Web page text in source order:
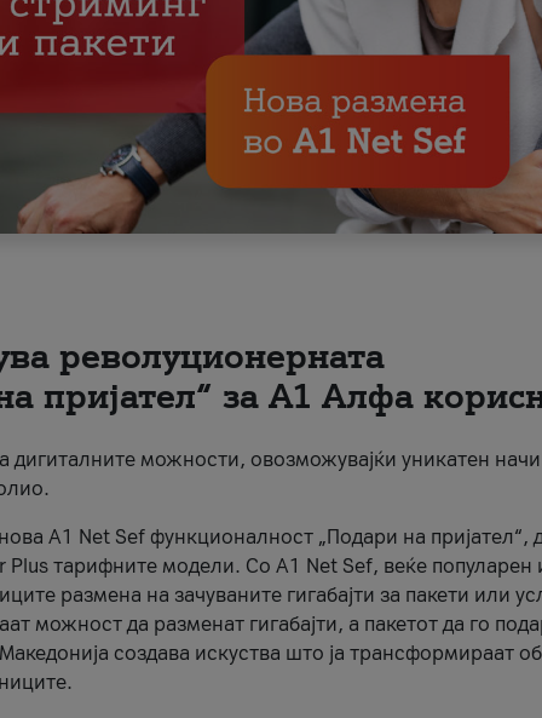
револуционерната
пријател“ за А1 Алфа
дигиталните можности, овозможувајќи уникатен
A1 Net Sef функционалност „Подари на пријател“,
тарифните модели. Со A1 Net Sef, веќе популарен
размена на зачуваните гигабајти за пакети или
можност да разменат гигабајти, а пакетот да го
создава искуства што ја трансформираат